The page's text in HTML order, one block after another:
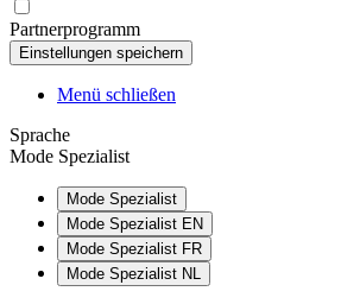
Partnerprogramm
Menü schließen
Sprache
Mode Spezialist
Mode Spezialist
Mode Spezialist EN
Mode Spezialist FR
Mode Spezialist NL